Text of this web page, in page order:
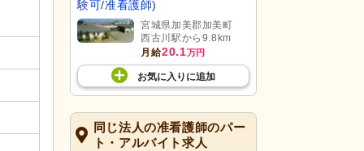
験可/准看護師)
宮城県加美郡加美町
西古川駅から9.8km
月給20.1万円
お気に入り に追加
同じ法人の准看護師のパー
ト・アルバイト求人